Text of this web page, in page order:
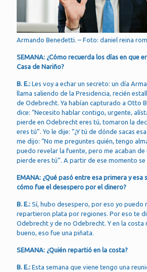
Armando Benedetti. – Foto: daniel reina
SEMANA: ¿Cómo recuerda los días en que
Casa de Nariño?
B. E.: Les voy a echar un secreto: un día
llama saliendo de la Presidencia, recién
de Odebrecht. Ya habían capturado a Otto
dice: “Necesito hablar contigo, urgente,
pierde en Odebrecht eres tú, tomaron la
eres tú”. Yo le dije: “¿Y tú de dónde sacas
me dijo: “No me preguntes quién, tengo
puedo revelar la fuente, pero me acaban de
pierde eres tú”. A partir de ese momento se
EMANA: ¿Qué pasó entre esa primera y esa
cómo fue el desespero por el dinero?
B. E.: Sí, hubo desespero, por eso yo puedo
repartieron plata por regiones. Por eso te
Odebrecht y de no Odebrecht. Y en la costa
bueno, eso fue una piñata.
SEMANA: ¿Quién repartió en la costa?
B. E.: Esta semana que viene tengo una